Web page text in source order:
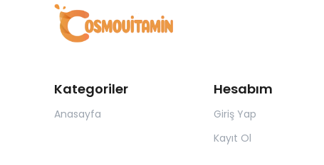
Kategoriler
Anasayfa
Hesabım
Giriş Yap
Kayıt Ol